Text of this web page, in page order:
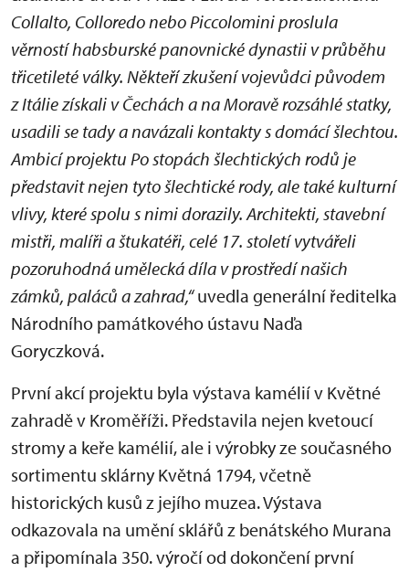
Collalto, Colloredo nebo Piccolomini proslula
věrností habsburské panovnické dynastii v průběhu
třicetileté války. Někteří zkušení vojevůdci původem
z Itálie získali v Čechách a na Moravě rozsáhlé statky,
usadili se tady a navázali kontakty s domácí šlechtou.
Ambicí projektu Po stopách šlechtických rodů je
představit nejen tyto šlechtické rody, ale také kulturní
vlivy, které spolu s nimi dorazily. Architekti, stavební
mistři, malíři a štukatéři, celé 17. století vytvářeli
pozoruhodná umělecká díla v prostředí našich
zámků, paláců a zahrad,“uvedla generální ředitelka
Národního památkového ústavu Naďa
Goryczková.
První akcí projektu byla výstava kamélií v Květné
zahradě v Kroměříži. Představila nejen kvetoucí
stromy a keře kamélií, ale i výrobky ze současného
sortimentu sklárny Květná 1794, včetně
historických kusů z jejího muzea. Výstava
odkazovala na umění sklářů z benátského Murana
a připomínala 350. výročí od dokončení první